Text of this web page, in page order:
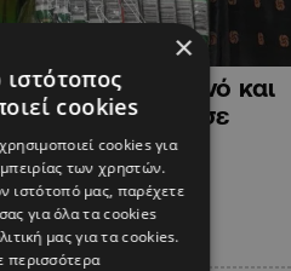
με καπνό και
– Χειροπέδες σε
×
cookies
cookies για
των χρηστών.
ιστότοπό μας, παρέχετε
για όλα τα cookies
μας για τα cookies.
περισσότερα